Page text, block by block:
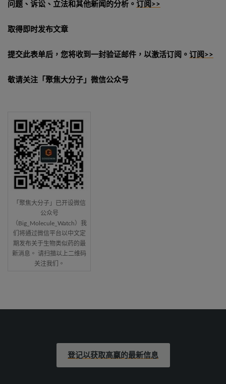
问题、诉讼、立法和其他新闻的分析。 订阅>>
取得即时发布文章
提交此表单后，您将收到一封验证邮件，以激活订阅。 订阅>>
敬请关注「聚焦大分子」微信公众号
「聚焦大分子」已开设微信
公众号
（Big_Molecule_Watch）我
们将通过微信平台以中文定
期发布关于生物类似药的最
新消息。 请扫描以上二维码
关注我们。
登记以获取高赢的最新信息